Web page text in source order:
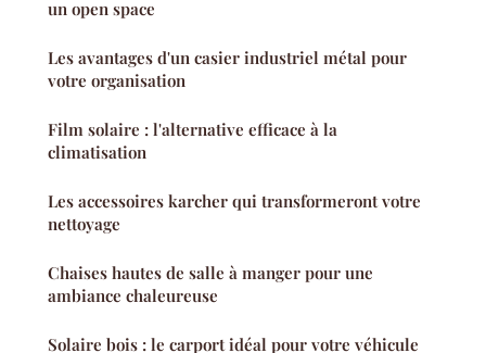
un open space
Les avantages d'un casier industriel métal pour
votre organisation
Film solaire : l'alternative efficace à la
climatisation
Les accessoires karcher qui transformeront votre
nettoyage
Chaises hautes de salle à manger pour une
ambiance chaleureuse
Solaire bois : le carport idéal pour votre véhicule